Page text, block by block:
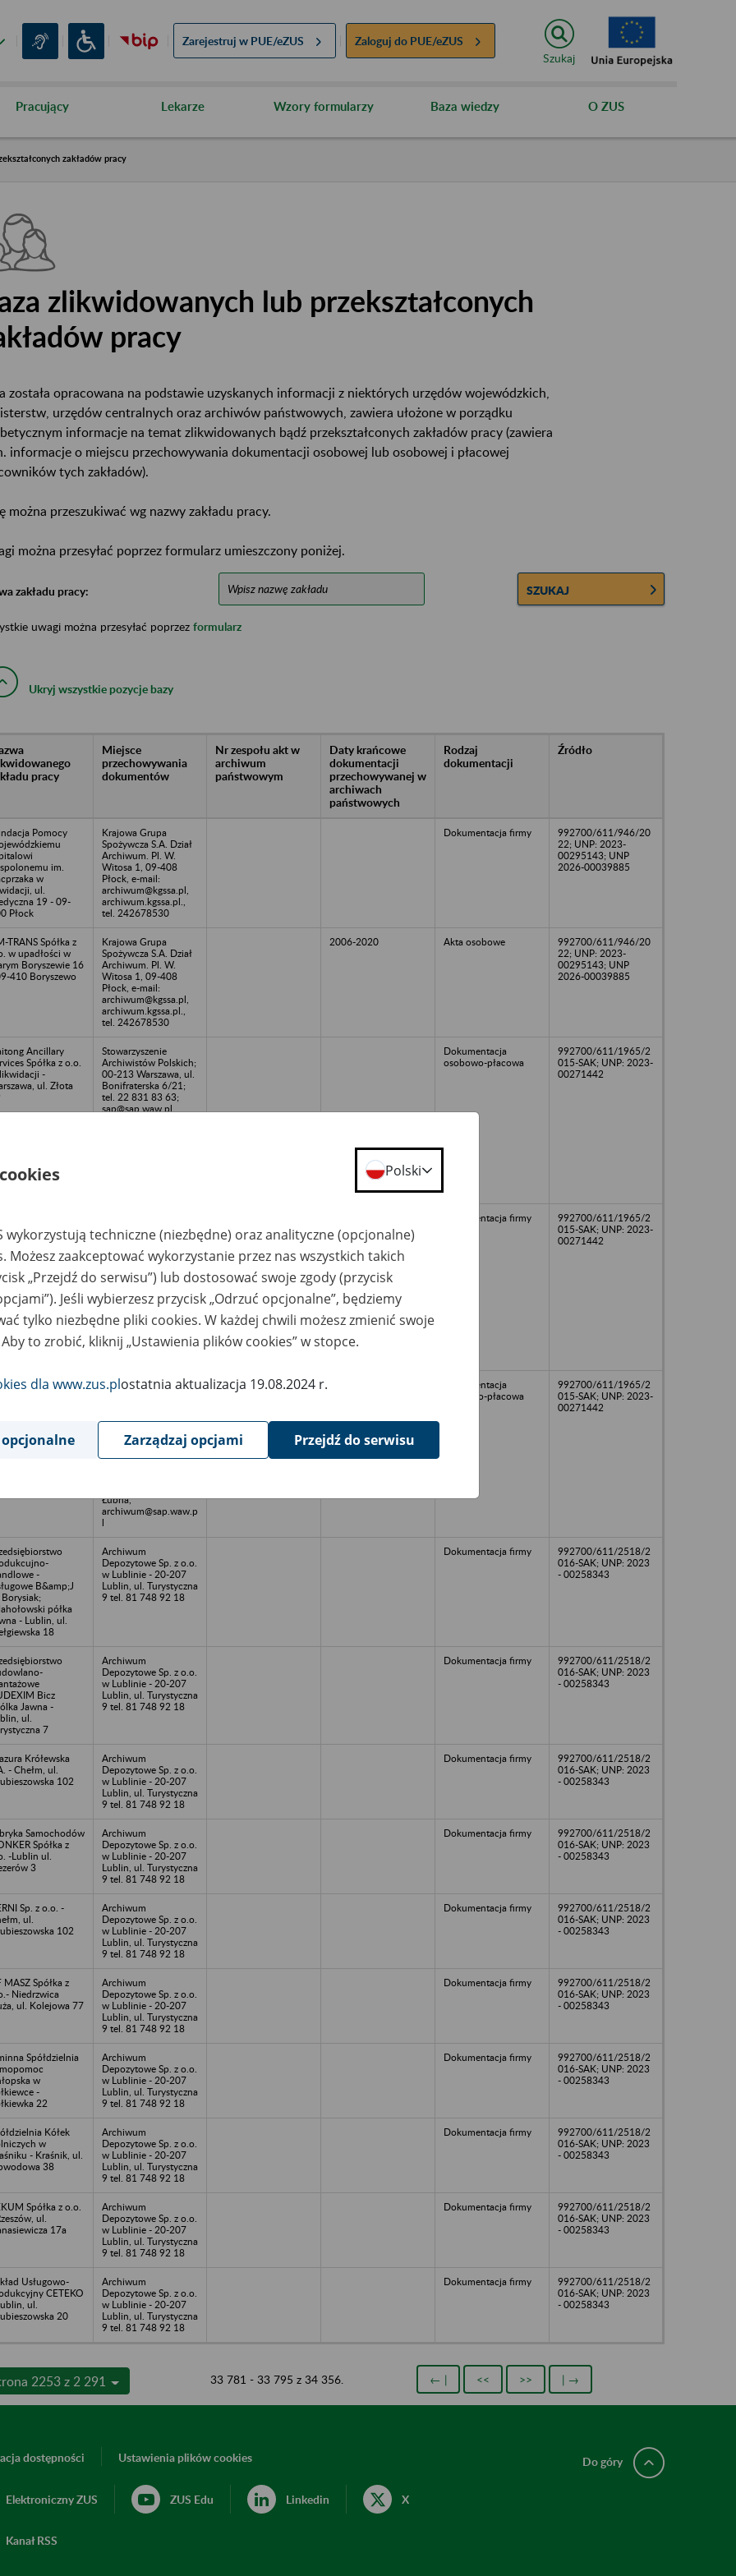
Zarejestruj w PUE/eZUS Zaloguj do PUE/eZUS
Szukaj
Pracujący Lekarze Wzory formularzy Baza wiedzy O ZUS
zakładów pracy
zlikwidowanych lub przekształconych
pracy
została opracowana na podstawie uzyskanych informacji z niektórych urzędów wojewódzkich,
urzędów centralnych oraz archiwów państwowych, zawiera ułożone w porządku
informacje na temat zlikwidowanych bądź przekształconych zakładów pracy (zawiera
informacje o miejscu przechowywania dokumentacji osobowej lub osobowej i płacowej
tych zakładów).
można przeszukiwać wg nazwy zakładu pracy.
można przesyłać poprzez formularz umieszczony poniżej.
zakładu pracy: SZUKAJ
uwagi można przesyłać poprzez formularz
Ukryj wszystkie pozycje bazy
pracy
Miejsce
przechowywania
dokumentów
Nr zespołu akt w
archiwum
państwowym
Daty krańcowe
dokumentacji
przechowywanej w
archiwach
państwowych
Rodzaj
dokumentacji
Źródło
Pomocy
im.
w
ul.
19 - 09-
Płock
Krajowa Grupa
Spożywcza S.A. Dział
Archiwum. Pl. W.
Witosa 1, 09-408
Płock, e-mail:
archiwum@kgssa.pl,
archiwum.kgssa.pl.,
tel. 242678530
Dokumentacja firmy
992700/611/946/20
22; UNP: 2023-
00295143; UNP
2026-00039885
TRANS Spółka z
w upadłości w
Boryszewie 16
410 Boryszewo
Krajowa Grupa
Spożywcza S.A. Dział
Archiwum. Pl. W.
Witosa 1, 09-408
Płock, e-mail:
archiwum@kgssa.pl,
archiwum.kgssa.pl.,
tel. 242678530
2006-2020 Akta osobowe
992700/611/946/20
22; UNP: 2023-
00295143; UNP
2026-00039885
Ancillary
Spółka z o.o.
-
ul. Złota
Stowarzyszenie
Archiwistów Polskich;
00-213 Warszawa, ul.
Bonifraterska 6/21;
tel. 22 831 83 63;
sap@sap.waw.pl
Dokumentacja
osobowo-płacowa
992700/611/1965/2
015-SAK; UNP: 2023-
00271442
w
UNITA im.
Pawła II w
- Kielce, ul.
Pawła II 7
Archiwistów Polskich;
00-213 Warszawa, ul.
Bonifraterska 6/21;
tel. 22 831 83 63;
sap@sap.waw.pl
przechowywania
dokumentacji: ul.
Łubińska 3c, 05-532
archiwum@sap.waw.p
Dokumentacja firmy
992700/611/1965/2
015-SAK; UNP: 2023-
00271442
Management
Stowarzyszenie
Archiwistów Polskich;
Bonifraterska 6/21;
sap@sap.waw.pl
Łubna,
archiwum@sap.waw.p
l
Dokumentacja
osobowo-płacowa
992700/611/1965/2
015-SAK; UNP: 2023-
00271442
-
B&amp;J
Borysiak;
półka
- Lublin, ul.
18
Archiwum
Depozytowe Sp. z o.o.
w Lublinie - 20-207
Lublin, ul. Turystyczna
9 tel. 81 748 92 18
Dokumentacja firmy
992700/611/2518/2
016-SAK; UNP: 2023
- 00258343
Bicz
Jawna -
ul.
7
Archiwum
Depozytowe Sp. z o.o.
w Lublinie - 20-207
Lublin, ul. Turystyczna
9 tel. 81 748 92 18
Dokumentacja firmy
992700/611/2518/2
016-SAK; UNP: 2023
- 00258343
Krółewska
- Chełm, ul.
102
Archiwum
Depozytowe Sp. z o.o.
w Lublinie - 20-207
Lublin, ul. Turystyczna
9 tel. 81 748 92 18
Dokumentacja firmy
992700/611/2518/2
016-SAK; UNP: 2023
- 00258343
Samochodów
Spółka z
-Lublin ul.
3
Archiwum
Depozytowe Sp. z o.o.
w Lublinie - 20-207
Lublin, ul. Turystyczna
9 tel. 81 748 92 18
Dokumentacja firmy
992700/611/2518/2
016-SAK; UNP: 2023
- 00258343
Sp. z o.o. -
ul.
102
Archiwum
Depozytowe Sp. z o.o.
w Lublinie - 20-207
Lublin, ul. Turystyczna
9 tel. 81 748 92 18
Dokumentacja firmy
992700/611/2518/2
016-SAK; UNP: 2023
- 00258343
MASZ Spółka z
Niedrzwica
ul. Kolejowa 77
Archiwum
Depozytowe Sp. z o.o.
w Lublinie - 20-207
Lublin, ul. Turystyczna
9 tel. 81 748 92 18
Dokumentacja firmy
992700/611/2518/2
016-SAK; UNP: 2023
- 00258343
Spółdzielnia
w
-
22
Archiwum
Depozytowe Sp. z o.o.
w Lublinie - 20-207
Lublin, ul. Turystyczna
9 tel. 81 748 92 18
Dokumentacja firmy
992700/611/2518/2
016-SAK; UNP: 2023
- 00258343
Kółek
w
- Kraśnik, ul.
38
Archiwum
Depozytowe Sp. z o.o.
w Lublinie - 20-207
Lublin, ul. Turystyczna
9 tel. 81 748 92 18
Dokumentacja firmy
992700/611/2518/2
016-SAK; UNP: 2023
- 00258343
Spółka z o.o.
ul.
17a
Archiwum
Depozytowe Sp. z o.o.
w Lublinie - 20-207
Lublin, ul. Turystyczna
9 tel. 81 748 92 18
Dokumentacja firmy
992700/611/2518/2
016-SAK; UNP: 2023
- 00258343
Usługowo-
CETEKO
ul.
20
Archiwum
Depozytowe Sp. z o.o.
w Lublinie - 20-207
Lublin, ul. Turystyczna
9 tel. 81 748 92 18
Dokumentacja firmy
992700/611/2518/2
016-SAK; UNP: 2023
- 00258343
2253 z 2 291 33 781 - 33 795 z 34 356. ← | << >> | →
dostępności Ustawienia plików cookies
Elektroniczny ZUS ZUS Edu Linkedin X
Kanał RSS
Do góry
Polski
wykorzystują techniczne (niezbędne) oraz analityczne (opcjonalne)
Możesz zaakceptować wykorzystanie przez nas wszystkich takich
„Przejdź do serwisu”) lub dostosować swoje zgody (przycisk
Jeśli wybierzesz przycisk „Odrzuć opcjonalne”, będziemy
tylko niezbędne pliki cookies. W każdej chwili możesz zmienić swoje
to zrobić, kliknij „Ustawienia plików cookies” w stopce.
dla www.zus.plostatnia aktualizacja 19.08.2024 r.
Zarządzaj opcjami Przejdź do serwisu